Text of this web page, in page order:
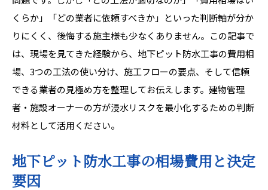
くらか」「どの業者に依頼すべきか」といった判断軸が分か
りにくく、後悔する施主様も少なくありません。この記事で
は、現場を見てきた経験から、地下ピット防水工事の費用相
場、3つの工法の使い分け、施工フローの要点、そして信頼
できる業者の見極め方を整理してお伝えします。建物管理
者・施設オーナーの方が浸水リスクを最小化するための判断
材料として活用ください。
地下ピット防水工事の相場費用と決定
要因